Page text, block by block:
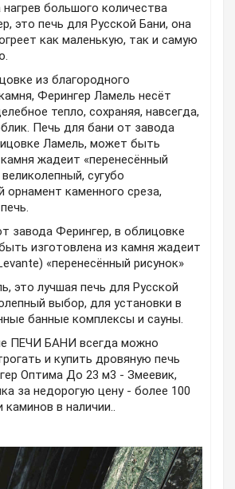
нагрев большого количества
это печь для Русской Бани, она
как маленькую, так и самую
из благородного
Ферингер Ламель несёт
тепло, сохраняя, навсегда,
Печь для бани от завода
Ламель, может быть
жадеит «перенесённый
сугубо
орнамент каменного среза,
завода Ферингер, в облицовке
изготовлена из камня жадеит
«перенесённый рисунок»
это лучшая печь для Русской
выбор, для установки в
банные комплексы и сауны.
ПЕЧИ БАНИ всегда можно
и купить дровяную печь
Оптима До 23 м3 - Змеевик,
за недорогую цену - более 100
каминов в наличии..